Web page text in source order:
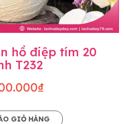
hồ điệp tím 20
T232
GIỎ HÀNG